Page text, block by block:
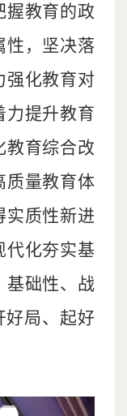
握教育的政
性，坚决落
强化教育对
力提升教育
教育综合改
质量教育体
实质性新进
代化夯实基
基础性、战
好局、起好